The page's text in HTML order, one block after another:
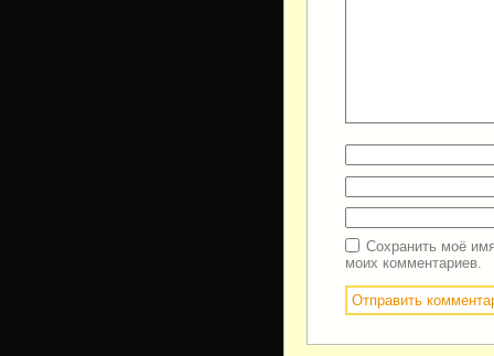
Сохранить моё
моих комментариев.